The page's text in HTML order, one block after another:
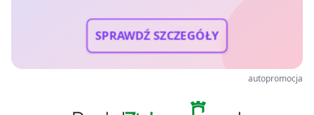
SPRAWDŹ SZCZEGÓŁY
autopromocja